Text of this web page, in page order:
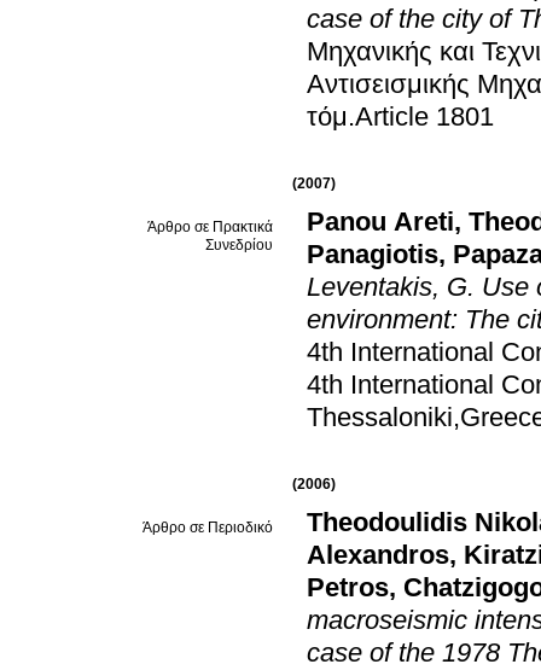
case of the city of
Μηχανικής και
Αντισεισμικής
τόμ.Article 1801
(2007)
Άρθρο σε Πρακτικά
Συνεδρίου
Panou Areti,
Panagiotis,
Leventakis, G. Use
environment: The
4th International
4th International
(2006)
Άρθρο σε Περιοδικό
Theodoulidis
Alexandros,
Petros,
macroseismic
case of the 1978